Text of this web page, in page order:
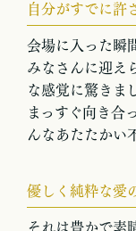
自分がすでに許
会場に入った瞬
みなさんに迎え
な感覚に驚きま
まっすぐ向き合
んなあたたかい
優しく純粋な愛
それは豊かで素